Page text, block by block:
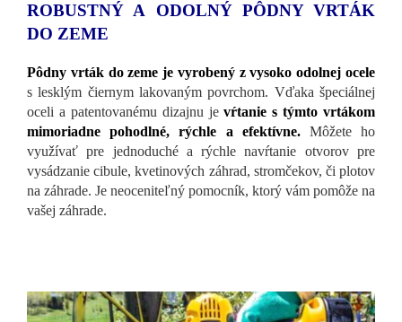
ROBUSTNÝ A ODOLNÝ PÔDNY VRTÁK
DO ZEME
Pôdny vrták do zeme je vyrobený z vysoko odolnej ocele
s lesklým čiernym lakovaným povrchom. Vďaka špeciálnej
oceli a patentovanému dizajnu jevŕtanie s týmto vrtákom
mimoriadne pohodlné, rýchle a efektívne.Môžete ho
využívať pre jednoduché a rýchle navŕtanie otvorov pre
vysádzanie cibule, kvetinových záhrad, stromčekov, či plotov
na záhrade. Je neoceniteľný pomocník, ktorý vám pomôže na
vašej záhrade.